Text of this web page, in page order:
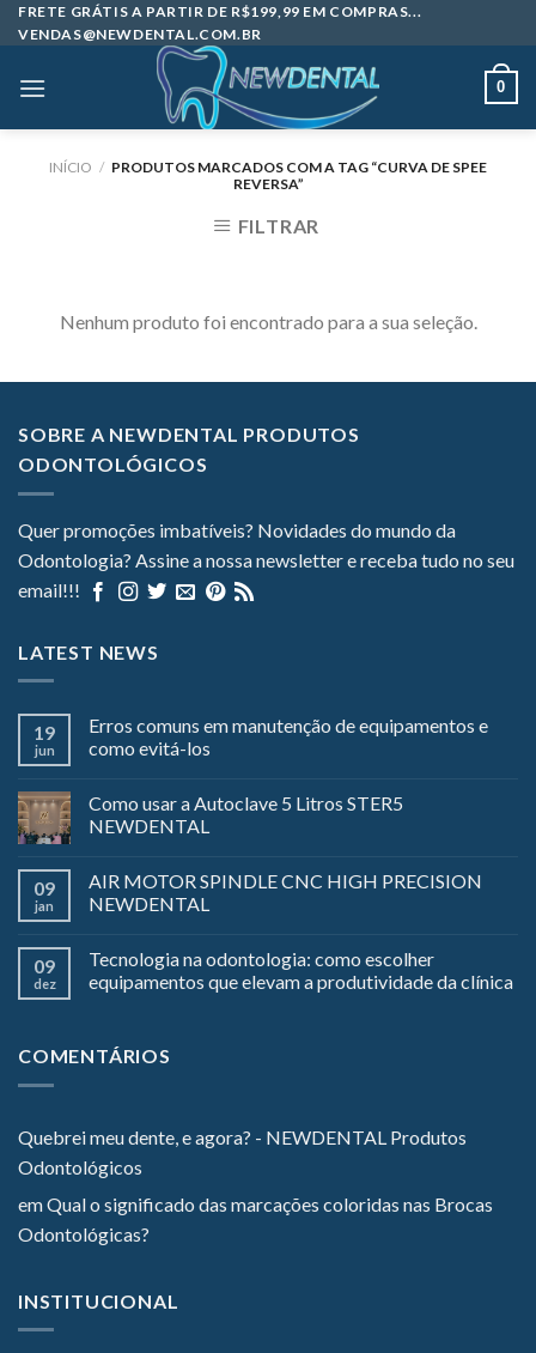
Skip
to
FRETE GRÁTIS A PARTIR DE R$199,99 EM COMPRAS...
VENDAS@NEWDENTAL.COM.BR
0
INÍCIO / PRODUTOS MARCADOS COM A TAG “CURVA DE SPEE
REVERSA”
FILTRAR
Nenhum produto foi encontrado para a sua seleção.
SOBRE A NEWDENTAL PRODUTOS
ODONTOLÓGICOS
Quer promoções imbatíveis? Novidades do mundo da
Odontologia? Assine a nossa newsletter e receba tudo no seu
email!!!
LATEST NEWS
19
jun
Erros comuns em manutenção de equipamentos e
como evitá-los
Como usar a Autoclave 5 Litros STER5
NEWDENTAL
09
jan
AIR MOTOR SPINDLE CNC HIGH PRECISION
NEWDENTAL
09
dez
Tecnologia na odontologia: como escolher
equipamentos que elevam a produtividade da clínica
COMENTÁRIOS
Quebrei meu dente, e agora? - NEWDENTAL Produtos
Odontológicos
emQual o significado das marcações coloridas nas Brocas
Odontológicas?
INSTITUCIONAL